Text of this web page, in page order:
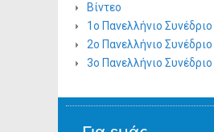
Βίντεο
1ο Πανελλήνιο Συνέδριο
2ο Πανελλήνιο Συνέδριο
3ο Πανελλήνιο Συνέδριο